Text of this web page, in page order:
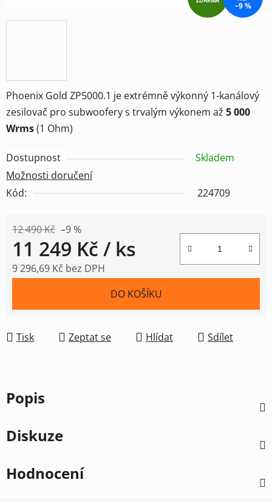
Phoenix Gold ZP5000.1 je extrémně výkonný 1-kanálový
zesilovač pro subwoofery s trvalým výkonem až 5 000
Wrms(1 Ohm)
Dostupnost
Skladem
Možnosti doručení
Kód:
224709
12 490 Kč –9 %
11 249 Kč / ks
9 296,69 Kč bez DPH
DO KOŠÍKU
Tisk Zeptat se Hlídat Sdílet
–9 %
Popis
Diskuze
Hodnocení